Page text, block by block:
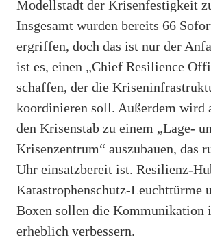
Modellstadt der Krisenfestigkeit
Insgesamt wurden bereits 66
ergriffen, doch das ist nur der
ist es, einen „Chief Resilience
schaffen, der die
koordinieren soll. Außerdem wird
den Krisenstab zu einem „Lage-
Krisenzentrum“ auszubauen, das
Uhr einsatzbereit ist. Resilienz-
Katastrophenschutz-Leuchttürme
Boxen sollen die Kommunikation
erheblich verbessern.